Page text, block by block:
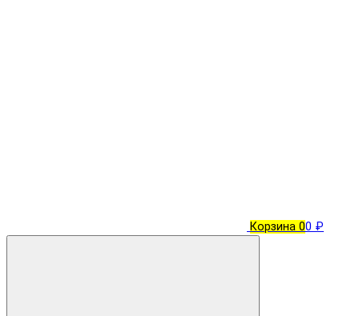
Корзина 00 ₽